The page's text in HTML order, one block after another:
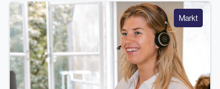
Markt